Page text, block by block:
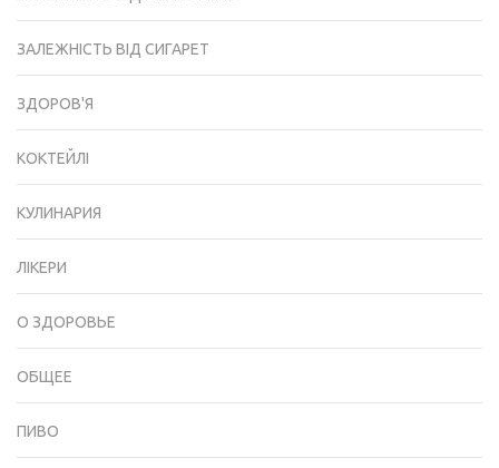
ЗАЛЕЖНІСТЬ ВІД СИГАРЕТ
ЗДОРОВ'Я
КОКТЕЙЛІ
КУЛИНАРИЯ
ЛІКЕРИ
О ЗДОРОВЬЕ
ОБЩЕЕ
ПИВО